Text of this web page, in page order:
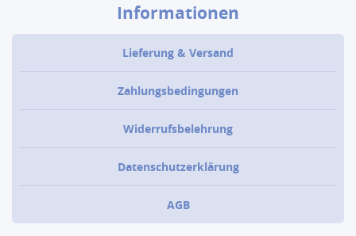
Informationen
Lieferung & Versand
Zahlungsbedingungen
Widerrufsbelehrung
Datenschutzerklärung
AGB